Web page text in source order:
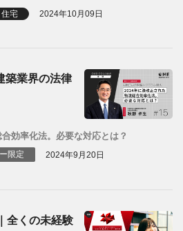
住宅 2024年10月09日
築業界の法律
効率化法。必要な対応とは？
限定 2024年9月20日
全くの未経験